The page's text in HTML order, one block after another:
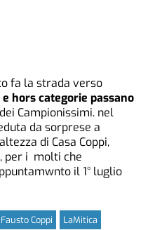
fa la strada verso
hors categorie passano
Campionissimi. nel
da sorprese a
di Casa Coppi,
per i molti che
il 1° luglio
Fausto Coppi
LaMitica